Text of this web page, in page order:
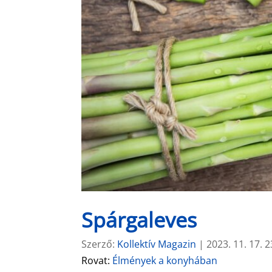
Spárgaleves
Szerző: Kollektív Magazin |2023. 11. 17.
Rovat: Élmények a konyhában